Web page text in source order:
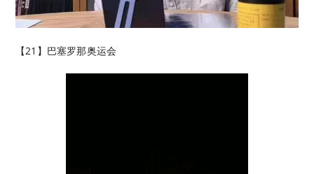
【21】巴塞罗那奥运会